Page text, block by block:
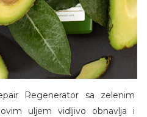
Regenerator sa zelenim
uljem vidljivo obnavlja i